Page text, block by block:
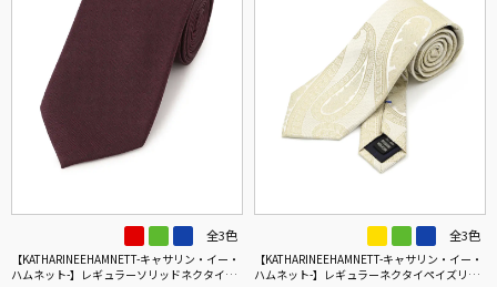
全3色
【KATHARINEEHAMNETT-キャサリン・イー・
ハムネット-】レギュラーソリッドネクタイ秋
全3色
【KATHARINEEHAMNETT-キャサリン・イー・
ハムネット-】レギュラーネクタイペイズリー